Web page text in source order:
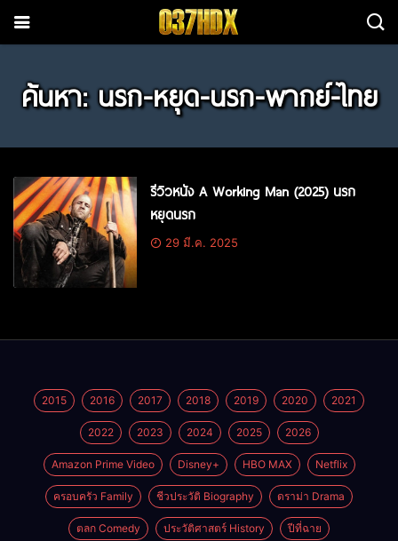
ค้นหา: นรก-หยุด-นรก-พากย์-ไทย
รีวิวหนัง A Working Man (2025) นรก
หยุดนรก
29 มี.ค. 2025
2015 2016 2017 2018 2019 2020 2021
2022 2023 2024 2025 2026
Amazon Prime Video Disney+ HBO MAX Netflix
ครอบครัว Family ชีวประวัติ Biography ดราม่า Drama
ตลก Comedy ประวัติศาสตร์ History ปีที่ฉาย